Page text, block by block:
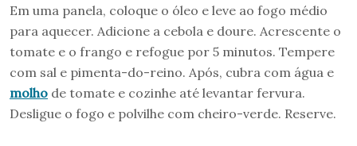
Em uma panela, coloque o óleo e leve ao fogo médio
para aquecer. Adicione a cebola e doure. Acrescente o
tomate e o frango e refogue por 5 minutos. Tempere
com sal e pimenta-do-reino. Após, cubra com água e
molho de tomate e cozinhe até levantar fervura.
Desligue o fogo e polvilhe com cheiro-verde. Reserve.